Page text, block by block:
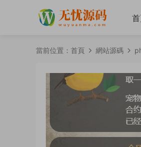
當前位置： 首頁 網站源碼